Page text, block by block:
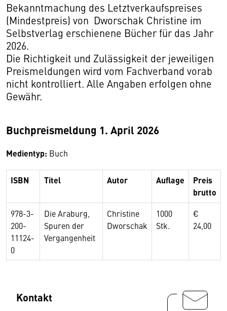
Bekanntmachung des Letztverkaufspreises
(Mindestpreis) von Dworschak Christine im
Selbstverlag erschienene Bücher für das Jahr
2026.
Die Richtigkeit und Zulässigkeit der jeweiligen
Preismeldungen wird vom Fachverband vorab
nicht kontrolliert. Alle Angaben erfolgen ohne
Gewähr.
Buchpreismeldung 1. April 2026
Medientyp: Buch
ISBN Titel Autor Auflage
Preis
brutto
978-3-
200-
11124-
0
Die Araburg,
Spuren der
Vergangenheit
Christine
Dworschak
1000
Stk.
€
24,00
Kontakt